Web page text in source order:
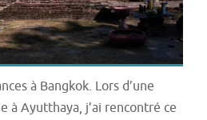
à Bangkok. Lors d’une
à Ayutthaya, j’ai rencontré ce